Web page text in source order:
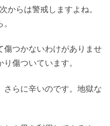
からは警戒しますよね。
傷つかないわけがありませ
傷ついています。
さらに辛いのです。地獄な